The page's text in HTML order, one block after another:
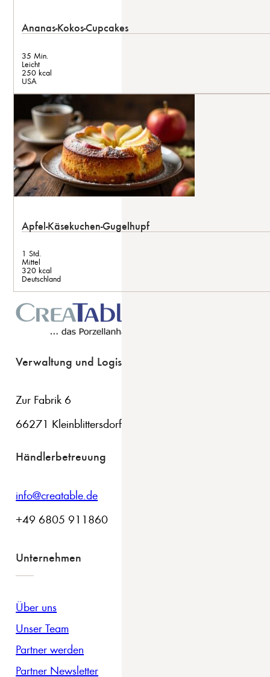
Ananas-Kokos-Cupcakes
35 Min.
Leicht
250 kcal
USA
Apfel-Käsekuchen-Gugelhupf
1 Std.
Mittel
320 kcal
Deutschland
Verwaltung und Logistik
Zur Fabrik 6
66271 Kleinblittersdorf
Händlerbetreuung
info@creatable.de
+49 6805 911860
Unternehmen
Über uns
Unser Team
Partner werden
Partner Newsletter